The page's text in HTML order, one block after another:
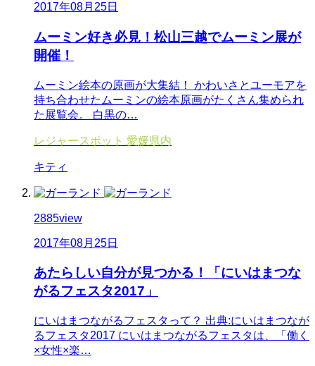
2017年08月25日
ムーミン好き必見！松山三越でムーミン展が
開催！
ムーミン絵本の原画が大集結！ かわいさとユーモアを
持ち合わせたムーミンの絵本原画がたくさん集められ
た展覧会。 白黒の…
レジャースポット 愛媛県内
キティ
2885view
2017年08月25日
あたらしい自分が見つかる！「にいはまつな
がるフェスタ2017」
にいはまつながるフェスタって？ 出典:にいはまつなが
るフェスタ2017 にいはまつながるフェスタは、「働く
×女性×楽…